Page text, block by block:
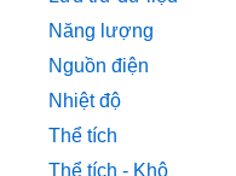
Năng lượng
Nguồn điện
Nhiệt độ
Thể tích
Thể tích - Khô